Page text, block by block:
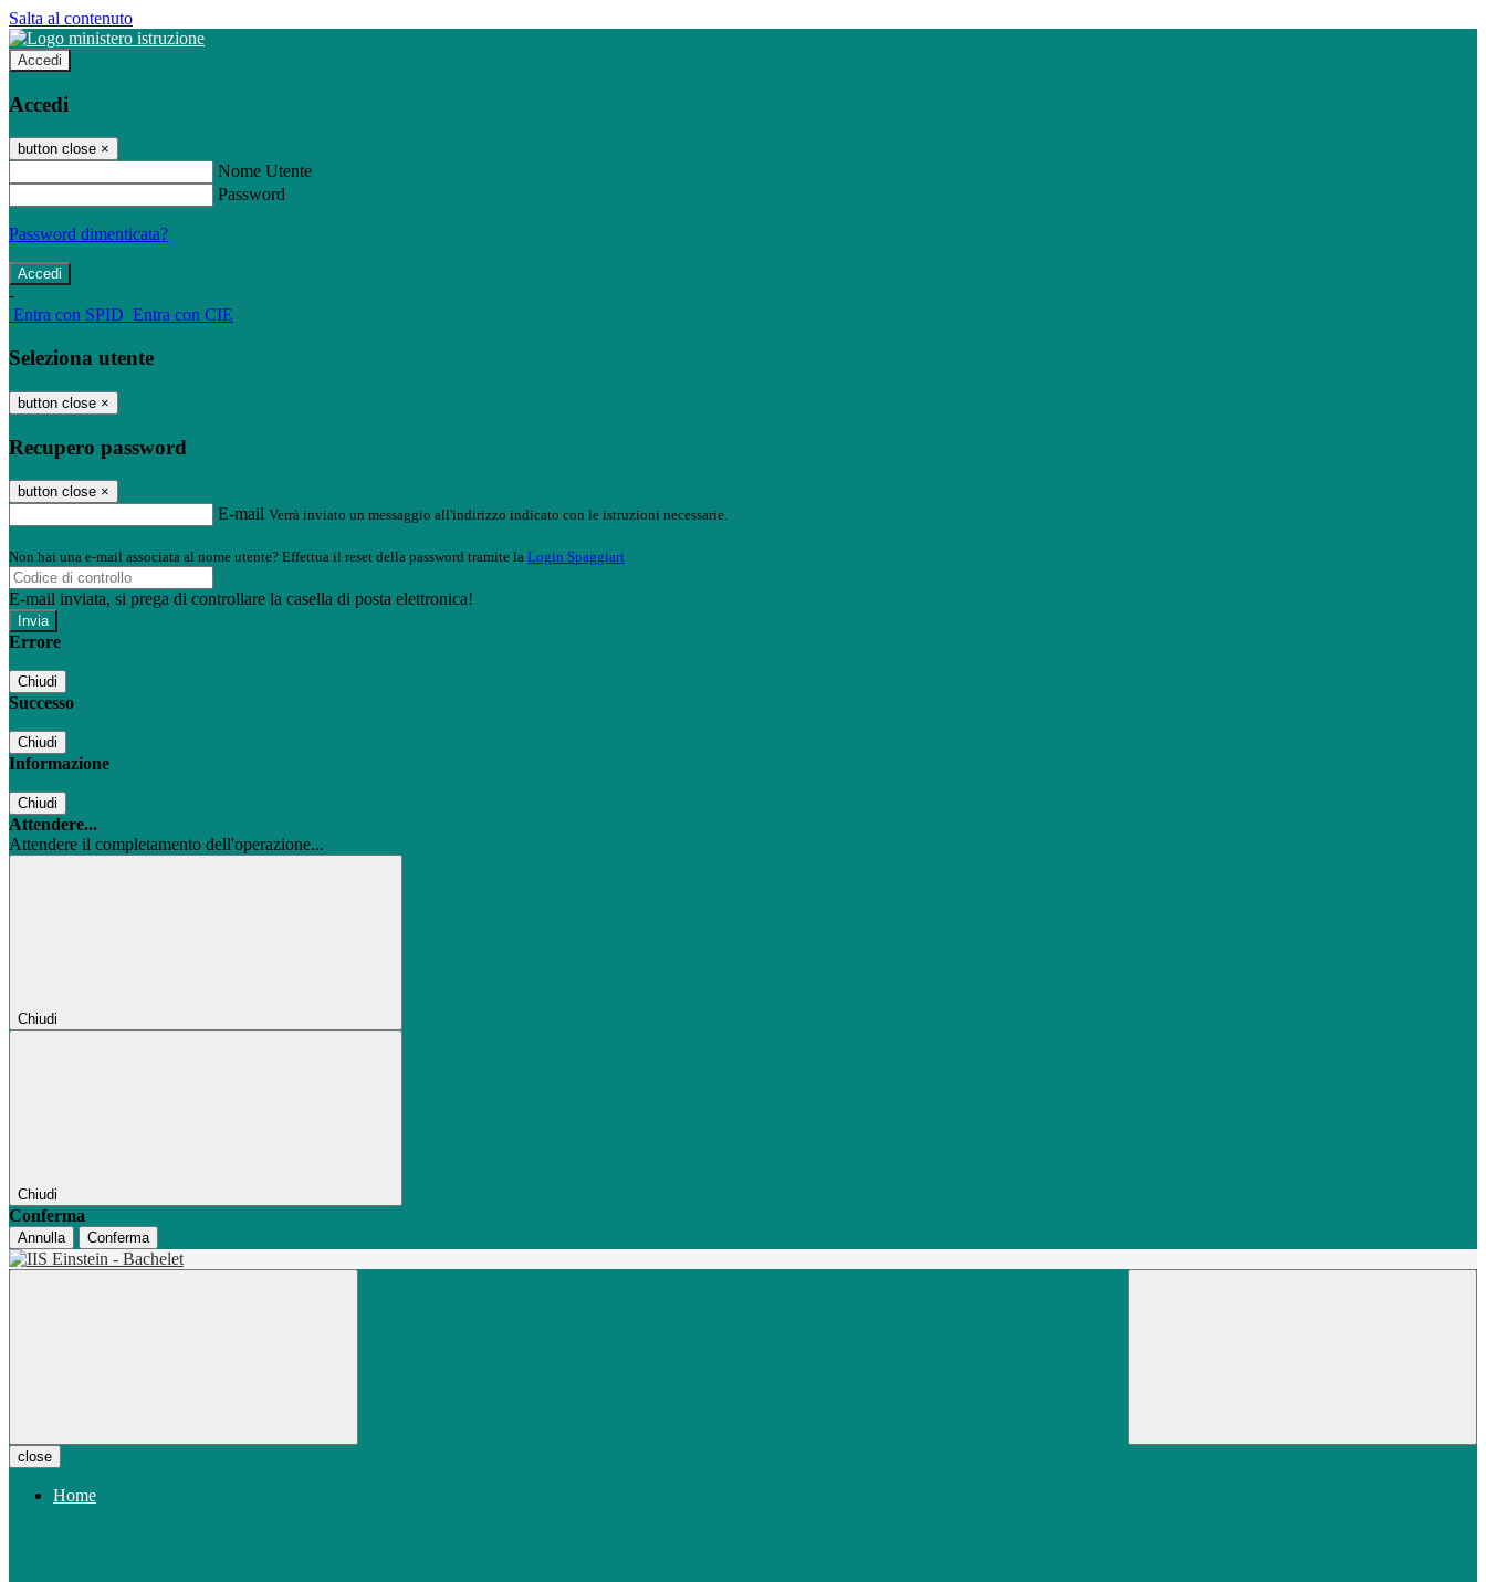
Salta al contenuto
Accedi
Accedi
button close ×
Nome Utente
Password
Password dimenticata?
-
Entra con SPID Entra con CIE
Seleziona utente
button close ×
Recupero password
button close ×
E-mail Verrà inviato un messaggio all'indirizzo indicato con le istruzioni necessarie.
Non hai una e-mail associata al nome utente? Effettua il reset della password tramite la Login Spaggiari
E-mail inviata, si prega di controllare la casella di posta elettronica!
Errore
Chiudi
Successo
Chiudi
Informazione
Chiudi
Attendere...
Attendere il completamento dell'operazione...
Chiudi
Chiudi
Conferma
Annulla Conferma
close
Home